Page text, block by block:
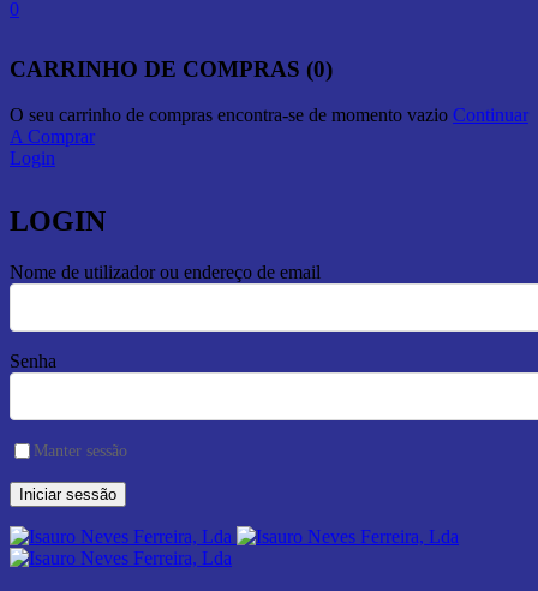
0
CARRINHO DE COMPRAS (0)
O seu carrinho de compras encontra-se de momento vazio Continuar
A Comprar
Login
LOGIN
Nome de utilizador ou endereço de email
Senha
Manter sessão